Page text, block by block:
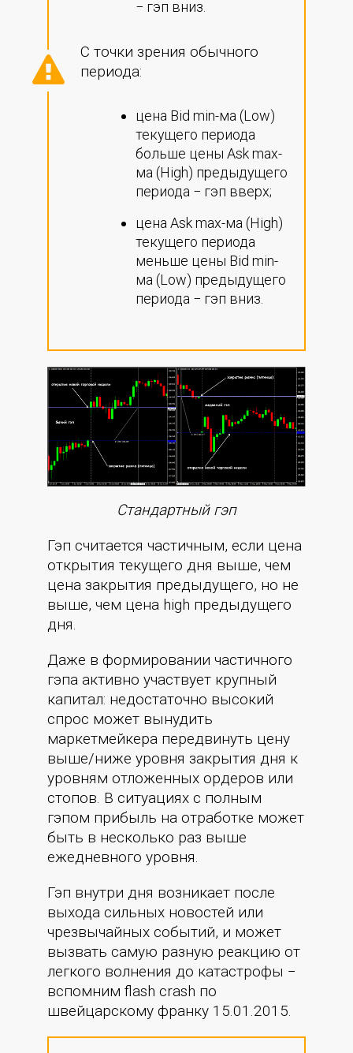
− гэп вниз.
С точки зрения обычного
периода:
цена Bid min-ма (Low)
текущего периода
больше цены Ask maх-
ма (High) предыдущего
периода − гэп вверх;
цена Ask max-ма (High)
текущего периода
меньше цены Bid min-
ма (Low) предыдущего
периода − гэп вниз.
Стандартный гэп
Гэп считается частичным, если цена
открытия текущего дня выше, чем
цена закрытия предыдущего, но не
выше, чем цена high предыдущего
дня.
Даже в формировании частичного
гэпа активно участвует крупный
капитал: недостаточно высокий
спрос может вынудить
маркетмейкера передвинуть цену
выше/ниже уровня закрытия дня к
уровням отложенных ордеров или
стопов. В ситуациях с полным
гэпом прибыль на отработке может
быть в несколько раз выше
ежедневного уровня.
Гэп внутри дня возникает после
выхода сильных новостей или
чрезвычайных событий, и может
вызвать самую разную реакцию от
легкого волнения до катастрофы −
вспомним flash crash по
швейцарскому франку 15.01.2015.